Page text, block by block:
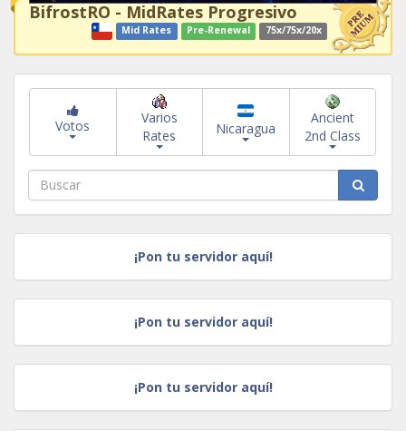
BifrostRO - MidRates Progresivo
Mid Rates Pre-Renewal 75x/75x/20x
Votos
Varios
Rates
Nicaragua
Ancient
2nd Class
¡Pon tu servidor aquí!
¡Pon tu servidor aquí!
¡Pon tu servidor aquí!